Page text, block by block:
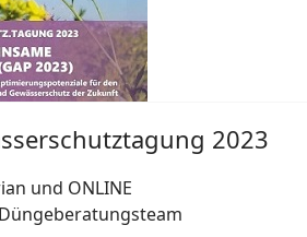
2023
und ONLINE